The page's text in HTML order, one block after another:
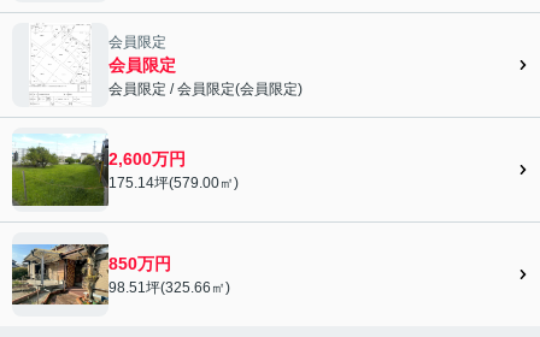
会員限定">
会員限定">
会員限定
会員限定
会員限定 /会員限定(会員限定)
2,600万円
175.14坪(579.00㎡)
850万円
98.51坪(325.66㎡)